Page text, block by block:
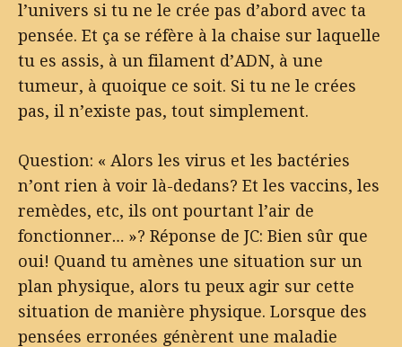
l’univers si tu ne le crée pas d’abord avec ta
pensée. Et ça se réfère à la chaise sur laquelle
tu es assis, à un filament d’ADN, à une
tumeur, à quoique ce soit. Si tu ne le crées
pas, il n’existe pas, tout simplement.
Question: « Alors les virus et les bactéries
n’ont rien à voir là-dedans? Et les vaccins, les
remèdes, etc, ils ont pourtant l’air de
fonctionner… »? Réponse de JC: Bien sûr que
oui! Quand tu amènes une situation sur un
plan physique, alors tu peux agir sur cette
situation de manière physique. Lorsque des
pensées erronées génèrent une maladie